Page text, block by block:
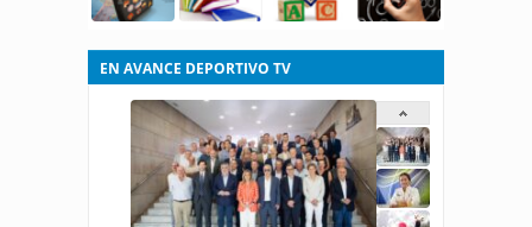
EN AVANCE DEPORTIVO TV